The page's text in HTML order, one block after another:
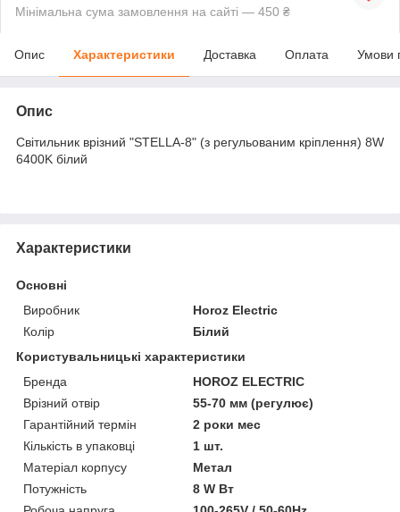
Мінімальна сума замовлення на сайті — 450 ₴
Опис Характеристики Доставка Оплата Умови
Опис
Світильник врізний "STELLA-8" (з регульованим кріплення) 8W
6400K білий
Характеристики
Основні
Виробник
Horoz Electric
Колір
Білий
Користувальницькі характеристики
Бренда
HOROZ ELECTRIC
Врізний отвір
55-70 мм (регулює)
Гарантійний термін
2 роки мес
Кількість в упаковці
1 шт.
Матеріал корпусу
Метал
Потужність
8 W Вт